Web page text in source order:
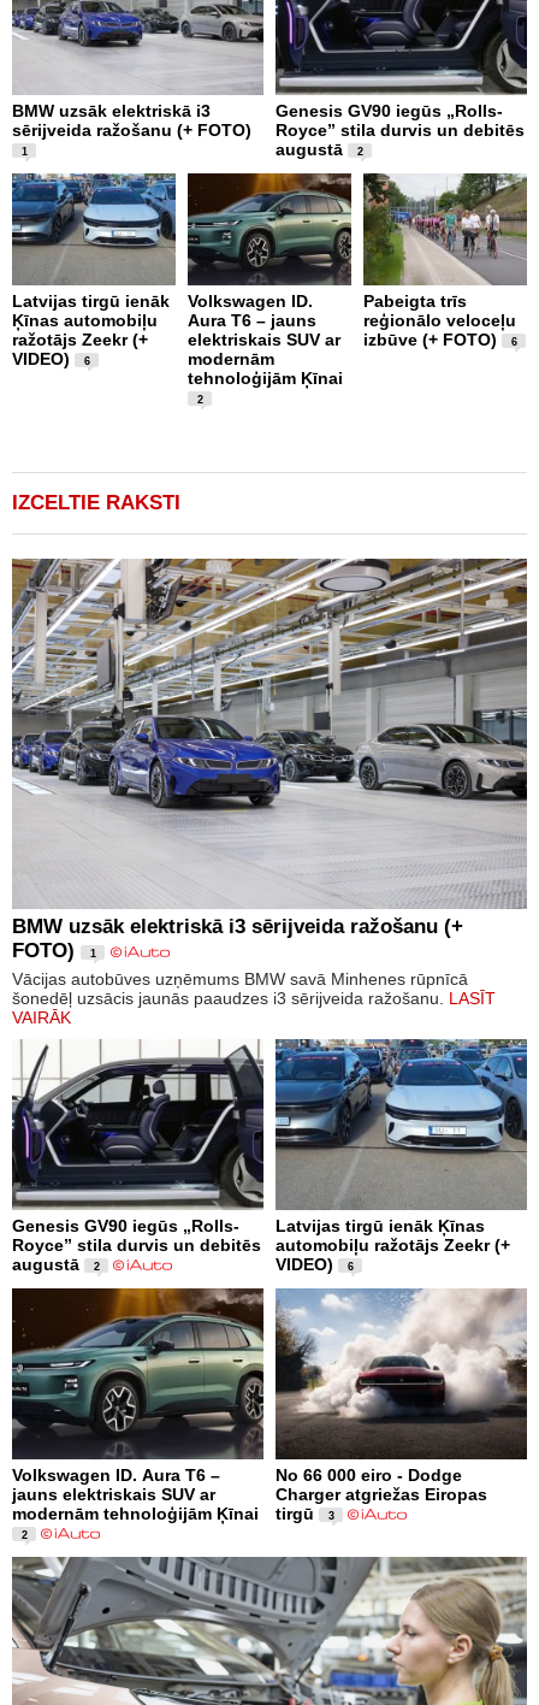
BMW uzsāk elektriskā i3
sērijveida ražošanu (+ FOTO)
1
Genesis GV90 iegūs „Rolls-
Royce” stila durvis un debitēs
augustā
2
Latvijas tirgū ienāk
Ķīnas automobiļu
ražotājs Zeekr (+
VIDEO)
6
Volkswagen ID.
Aura T6 – jauns
elektriskais SUV ar
modernām
tehnoloģijām Ķīnai
2
Pabeigta trīs
reģionālo veloceļu
izbūve (+ FOTO)
6
IZCELTIE RAKSTI
BMW uzsāk elektriskā i3 sērijveida ražošanu (+
FOTO)
1
Vācijas autobūves uzņēmums BMW savā Minhenes rūpnīcā
šonedēļ uzsācis jaunās paaudzes i3 sērijveida ražošanu. LASĪT
VAIRĀK
Genesis GV90 iegūs „Rolls-
Royce” stila durvis un debitēs
augustā
2
Latvijas tirgū ienāk Ķīnas
automobiļu ražotājs Zeekr (+
VIDEO)
6
Volkswagen ID. Aura T6 –
jauns elektriskais SUV ar
modernām tehnoloģijām Ķīnai
2
No 66 000 eiro - Dodge
Charger atgriežas Eiropas
tirgū
3